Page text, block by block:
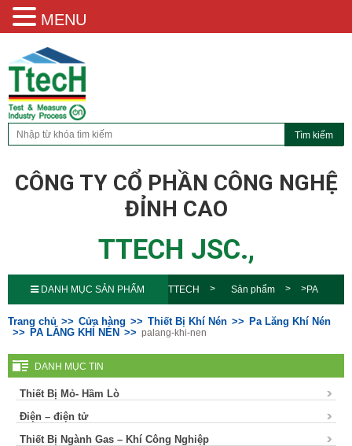
CÔNG TY CỔ PHẦN CÔNG NGHỆ
ĐỈNH CAO
TTECH JSC.,
DANH MỤC SẢN PHẨM TTECH Sản phẩm PA
LĂNG KHÍ NÉN palang-khi-
Trang chủ Cửa hàng Thiết Bị Khí Nén
Pa Lăng Khí Nén
PA LĂNG KHÍ NÉN
palang-khi-nen
DANH MỤC TIN
Thiết Bị Mỏ- Hầm Lò
Điện – điện tử
Thiết Bị Ngành Gas – Khí Công Nghiệp
MENU